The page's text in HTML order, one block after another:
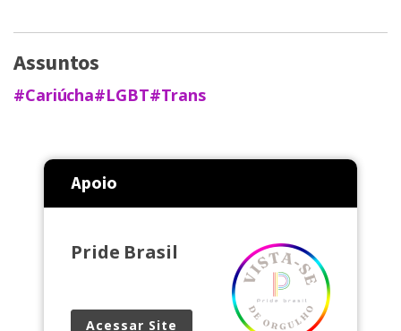
Assuntos
#Cariúcha#LGBT#Trans
Apoio
Pride Brasil
Acessar Site